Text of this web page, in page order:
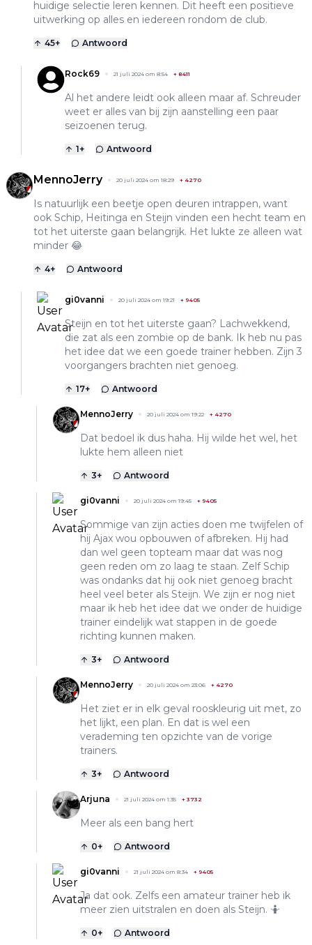
huidige selectie leren kennen. Dit heeft een positieve
uitwerking op alles en iedereen rondom de club.
45+ Antwoord
Rock69 21 juli 2024 om 8:54 + 8411
Al het andere leidt ook alleen maar af. Schreuder
weet er alles van bij zijn aanstelling een paar
seizoenen terug.
1+ Antwoord
MennoJerry 20 juli 2024 om 18:29 + 4270
Is natuurlijk een beetje open deuren intrappen, want
ook Schip, Heitinga en Steijn vinden een hecht team en
tot het uiterste gaan belangrijk. Het lukte ze alleen wat
minder 😂
4+ Antwoord
gi0vanni 20 juli 2024 om 19:21 + 9405
Steijn en tot het uiterste gaan? Lachwekkend,
die zat als een zombie op de bank. Ik heb nu pas
het idee dat we een goede trainer hebben. Zijn 3
voorgangers brachten niet genoeg.
17+ Antwoord
MennoJerry 20 juli 2024 om 19:22 + 4270
Dat bedoel ik dus haha. Hij wilde het wel, het
lukte hem alleen niet
3+ Antwoord
gi0vanni 20 juli 2024 om 19:45 + 9405
Sommige van zijn acties doen me twijfelen of
hij Ajax wou opbouwen of afbreken. Hij had
dan wel geen topteam maar dat was nog
geen reden om zo laag te staan. Zelf Schip
was ondanks dat hij ook niet genoeg bracht
heel veel beter als Steijn. We zijn er nog niet
maar ik heb het idee dat we onder de huidige
trainer eindelijk wat stappen in de goede
richting kunnen maken.
3+ Antwoord
MennoJerry 20 juli 2024 om 23:06 + 4270
Het ziet er in elk geval rooskleurig uit met, zo
het lijkt, een plan. En dat is wel een
verademing ten opzichte van de vorige
trainers.
3+ Antwoord
Arjuna 21 juli 2024 om 1:35 + 3732
Meer als een bang hert
0+ Antwoord
gi0vanni 21 juli 2024 om 8:34 + 9405
Ja dat ook. Zelfs een amateur trainer heb ik
meer zien uitstralen en doen als Steijn. 🤷
0+ Antwoord